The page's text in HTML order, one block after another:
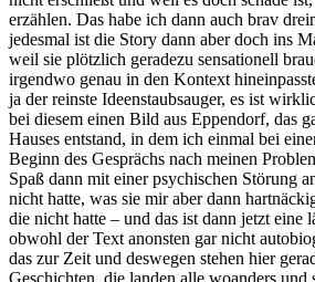
erzählen. Das habe ich dann auch brav
jedesmal ist die Story dann aber doch ins
weil sie plötzlich geradezu sensationell
irgendwo genau in den Kontext
ja der reinste Ideenstaubsauger, es ist
bei diesem einen Bild aus Eppendorf, das
Hauses entstand, in dem ich einmal bei
Beginn des Gesprächs nach meinen
Spaß dann mit einer psychischen Störung
nicht hatte, was sie mir aber dann
die nicht hatte – und das ist dann jetzt eine
obwohl der Text anonsten gar nicht
das zur Zeit und deswegen stehen hier